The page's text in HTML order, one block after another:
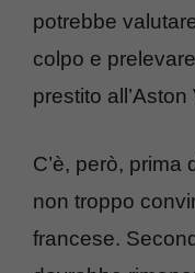
potrebbe
colpo e
prestito all’Aston
C’è, però,
non troppo
francese.